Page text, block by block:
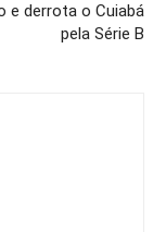
e derrota o Cuiabá
pela Série B